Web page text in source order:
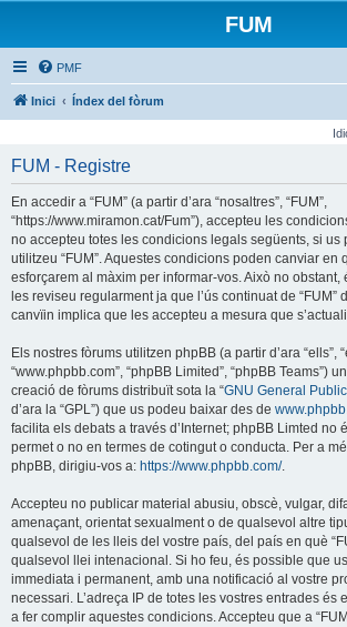
FUM
PMF
Inici Índex del fòrum
FUM - Registre
En accedir a “FUM” (a partir d’ara “nosaltres”, “FUM”,
“https://www.miramon.cat/Fum”), accepteu les
no accepteu totes les condicions legals següents, si us
utilitzeu “FUM”. Aquestes condicions poden canviar en
esforçarem al màxim per informar-vos. Això no obstant,
les reviseu regularment ja que l’ús continuat de “FUM”
canvïin implica que les accepteu a mesura que
Els nostres fòrums utilitzen phpBB (a partir d’ara “ells”,
“www.phpbb.com”, “phpBB Limited”, “phpBB Teams”)
creació de fòrums distribuït sota la “GNU General
d’ara la “GPL”) que us podeu baixar des de
facilita els debats a través d’Internet; phpBB Limted no
permet o no en termes de cotingut o conducta. Per a
phpBB, dirigiu-vos a: https://www.phpbb.com/.
Accepteu no publicar material abusiu, obscè, vulgar,
amenaçant, orientat sexualment o de qualsevol altre
qualsevol de les lleis del vostre país, del país en què
qualsevol llei intenacional. Si ho feu, és possible que
immediata i permanent, amb una notificació al vostre
necessari. L’adreça IP de totes les vostres entrades és
a fer complir aquestes condicions. Accepteu que a